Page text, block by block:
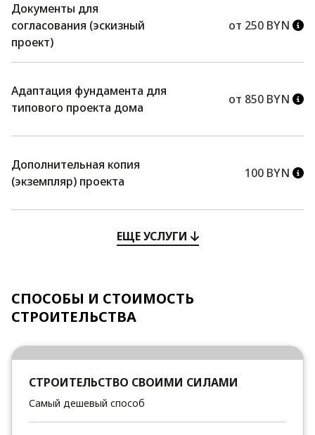
Документы для
согласования (эскизный
проект)
от 250 BYN
Адаптация фундамента для
типового проекта дома
от 850 BYN
Дополнительная копия
(экземпляр) проекта
100 BYN
ЕЩЕ УСЛУГИ
СПОСОБЫ И СТОИМОСТЬ
СТРОИТЕЛЬСТВА
СТРОИТЕЛЬСТВО СВОИМИ СИЛАМИ
Самый дешевый способ